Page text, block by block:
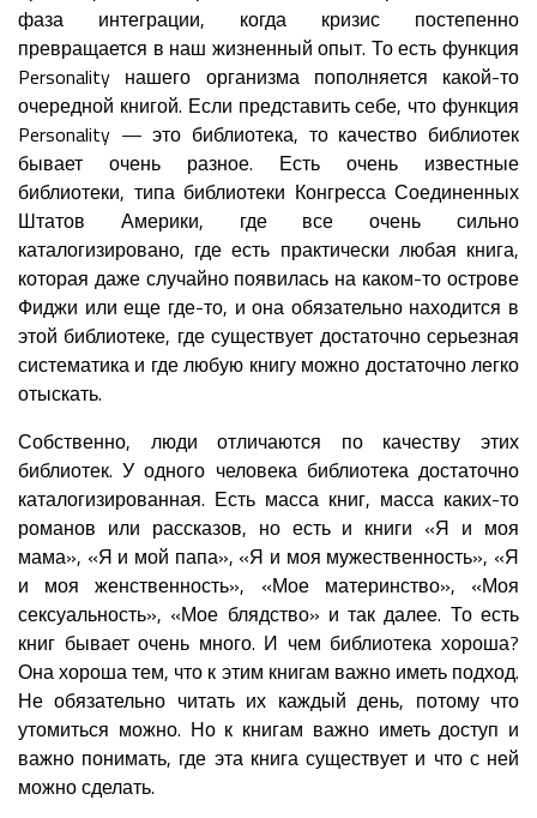
фаза интеграции, когда кризис постепенно
превращается в наш жизненный опыт. То есть функция
Personality нашего организма пополняется какой-то
очередной книгой. Если представить себе, что функция
Personality — это библиотека, то качество библиотек
бывает очень разное. Есть очень известные
библиотеки, типа библиотеки Конгресса Соединенных
Штатов Америки, где все очень сильно
каталогизировано, где есть практически любая книга,
которая даже случайно появилась на каком-то острове
Фиджи или еще где-то, и она обязательно находится в
этой библиотеке, где существует достаточно серьезная
систематика и где любую книгу можно достаточно легко
отыскать.
Собственно, люди отличаются по качеству этих
библиотек. У одного человека библиотека достаточно
каталогизированная. Есть масса книг, масса каких-то
романов или рассказов, но есть и книги «Я и моя
мама», «Я и мой папа», «Я и моя мужественность», «Я
и моя женственность», «Мое материнство», «Моя
сексуальность», «Мое блядство» и так далее. То есть
книг бывает очень много. И чем библиотека хороша?
Она хороша тем, что к этим книгам важно иметь подход.
Не обязательно читать их каждый день, потому что
утомиться можно. Но к книгам важно иметь доступ и
важно понимать, где эта книга существует и что с ней
можно сделать.